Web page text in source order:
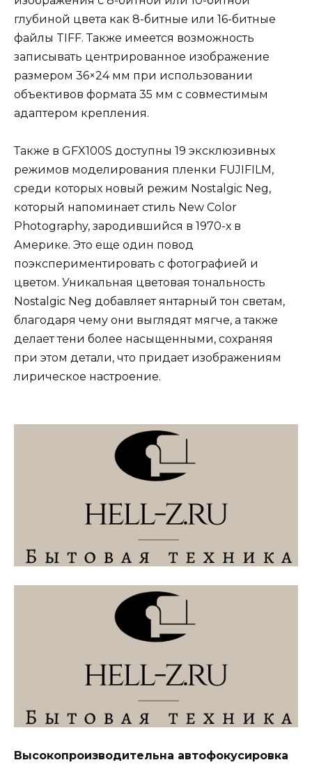
глубиной цвета как 8-битные или 16-битные
файлы TIFF. Также имеется возможность
записывать центрированное изображение
размером 36×24 мм при использовании
объективов формата 35 мм с совместимым
адаптером крепления.
Также в GFX100S доступны 19 эксклюзивных
режимов моделирования пленки FUJIFILM,
среди которых новый режим Nostalgic Neg,
который напоминает стиль New Color
Photography, зародившийся в 1970-х в
Америке. Это еще один повод
поэкспериментировать с фотографией и
цветом. Уникальная цветовая тональность
Nostalgic Neg добавляет янтарный тон светам,
благодаря чему они выглядят мягче, а также
делает тени более насыщенными, сохраняя
при этом детали, что придает изображениям
лирическое настроение.
Высокопроизводительна автофокусировка